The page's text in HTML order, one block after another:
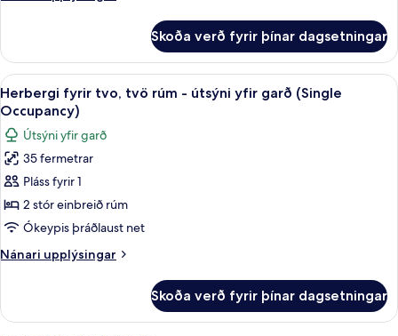
útsýni
á
(Single
Occupancy)
með
tvíbreiðu
rúmi
-
útsýni
yfir
á
(Single
Occupancy)
Skoða verð fyrir þínar dagsetningar
Skoða
allar
myndir
fyrir
Herbergi
fyrir
tvo,
tvö
rúm
-
yfir
garð
1 svefnherbergi, rúmföt af bestu
7
Herbergi fyrir tvo, tvö rúm - útsýni yfir garð (Single
Occupancy)
Útsýni yfir garð
35 fermetrar
Pláss fyrir 1
2 stór einbreið rúm
Ókeypis þráðlaust net
Nánari upplýsingar
Nánari
fyrir
Skoða verð fyrir þínar dagsetningar